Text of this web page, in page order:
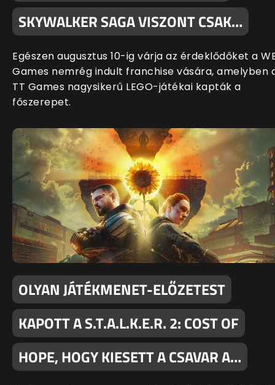
SKYWALKER SAGA VISZONT CSAK…
Egészen augusztus 10-ig várja az érdeklődőket a
Games nemrég indult franchise vására, amelyben
TT Games nagysikerű LEGO-játékai kapták a
főszerepet.
OLYAN JÁTÉKMENET-ELŐZETEST
KAPOTT A S.T.A.L.K.E.R. 2: COST OF
HOPE, HOGY KIESETT A CSAVAR A…